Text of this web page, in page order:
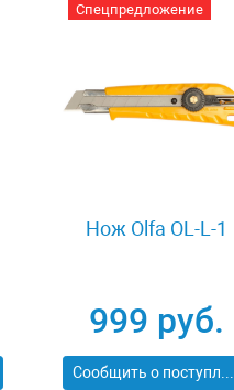
Спецпредложение
Нож Olfa OL-L-1
999 руб.
Сообщить о поступлении